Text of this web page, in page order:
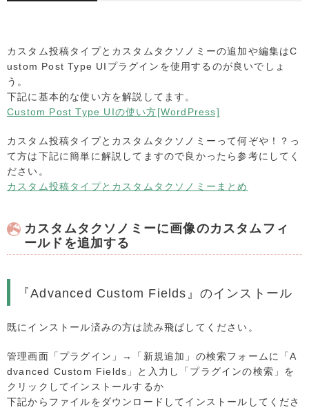
カスタム投稿タイプとカスタムタクソノミーの追加や編集はC
ustom Post Type UIプラグインを使用するのが良いでしょ
う。
下記に基本的な使い方を解説してます。
Custom Post Type UIの使い方[WordPress]
カスタム投稿タイプとカスタムタクソノミーって何ぞや！？っ
て方は下記に簡単に解説してますので良かったら参考にしてく
ださい。
カスタム投稿タイプとカスタムタクソノミーまとめ
カスタムタクソノミーに画像のカスタムフィ
ールドを追加する
『Advanced Custom Fields』のインストール
既にインストール済みの方は読み飛ばしてください。
管理画面「プラグイン」→「新規追加」の検索フォームに「A
dvanced Custom Fields」と入力し「プラグインの検索」を
クリックしてインストールするか
下記からファイルをダウンロードしてインストールしてくださ